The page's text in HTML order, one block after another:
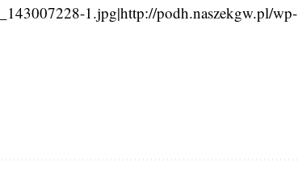
1.jpg|http://podh.naszekgw.pl/wp-